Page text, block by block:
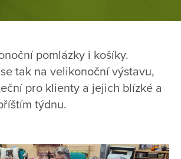
pomlázky i košíky.
tak na velikonoční výstavu,
pro klienty a jejich blízké a
týdnu.